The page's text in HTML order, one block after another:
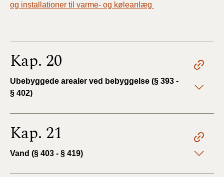
og installationer til varme- og køleanlæg
Kap. 20
Ubebyggede arealer ved bebyggelse (§ 393 -
§ 402)
Kap. 21
Vand (§ 403 - § 419)